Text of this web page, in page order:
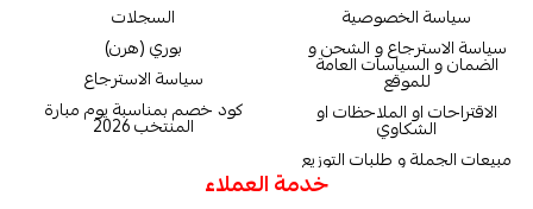
سياسة الخصوصية
سياسة الاسترجاع و الشحن و
الضمان و السياسات العامة
للموقع
الاقتراحات او الملاحظات او
الشكاوي
مبيعات الجملة و طلبات التوزيع
السجلات
بوري (هرن)
سياسة الاسترجاع
كود خصم بمناسبة يوم مبارة
المنتخب 2026
خدمة العملاء